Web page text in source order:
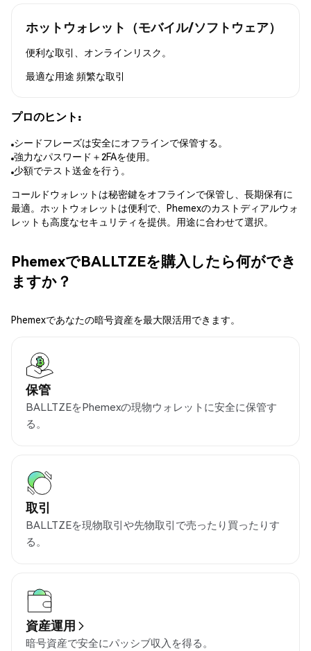
ホットウォレット（モバイル/ソフトウェア）
便利な取引、オンラインリスク。
最適な用途 頻繁な取引
プロのヒント:
シードフレーズは安全にオフラインで保管する。
強力なパスワード＋2FAを使用。
少額でテスト送金を行う。
コールドウォレットは秘密鍵をオフラインで保管し、長期保有に
最適。ホットウォレットは便利で、Phemexのカストディアルウォ
レットも高度なセキュリティを提供。用途に合わせて選択。
PhemexでBALLTZEを購入したら何ができ
ますか？
Phemexであなたの暗号資産を最大限活用できます。
保管
BALLTZEをPhemexの現物ウォレットに安全に保管す
る。
取引
BALLTZEを現物取引や先物取引で売ったり買ったりす
る。
資産運用
暗号資産で安全にパッシブ収入を得る。